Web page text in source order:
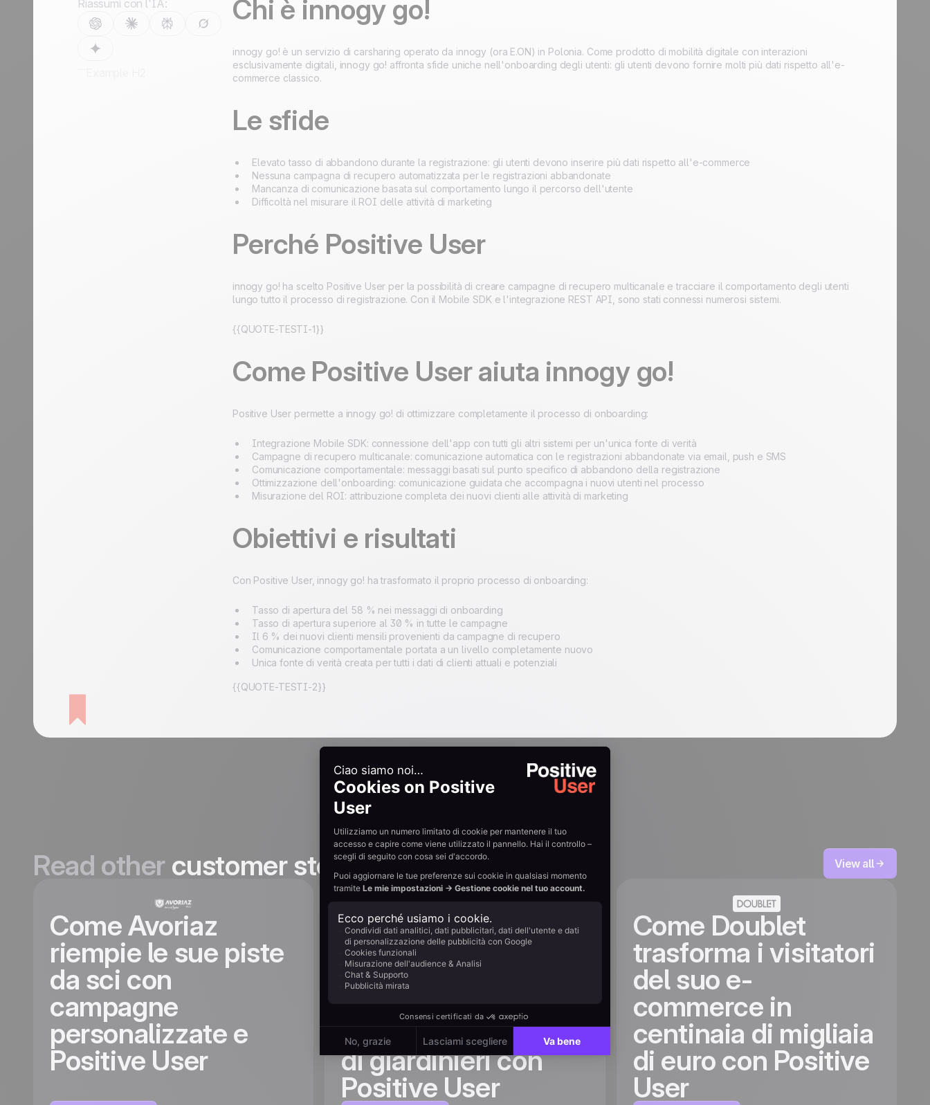
Scopri di più
Turismo
relazione
Scopri di più
4.8 su Trustpilot
Certificazione ISO 27001
Europa e ospitato su
server europei.
Riassumi con l'IA: Chi è innogy go!
innogy go! è un servizio di carsharing operato da innogy (ora E.ON) in Polonia. Come prodotto di mobilità digitale con interazioni
esclusivamente digitali, innogy go! affronta sfide uniche nell'onboarding degli utenti: gli utenti devono fornire molti più dati rispetto all'e-
commerce classico.
Le sfide
Elevato tasso di abbandono durante la registrazione: gli utenti devono inserire più dati rispetto all'e-commerce
Nessuna campagna di recupero automatizzata per le registrazioni abbandonate
Mancanza di comunicazione basata sul comportamento lungo il percorso dell'utente
Difficoltà nel misurare il ROI delle attività di marketing
Perché Positive User
innogy go! ha scelto Positive User per la possibilità di creare campagne di recupero multicanale e tracciare il comportamento degli utenti
lungo tutto il processo di registrazione. Con il Mobile SDK e l'integrazione REST API, sono stati connessi numerosi sistemi.
{{QUOTE-TESTI-1}}
Come Positive User aiuta innogy go!
Positive User permette a innogy go! di ottimizzare completamente il processo di onboarding:
Integrazione Mobile SDK: connessione dell'app con tutti gli altri sistemi per un'unica fonte di verità
Campagne di recupero multicanale: comunicazione automatica con le registrazioni abbandonate via email, push e SMS
Comunicazione comportamentale: messaggi basati sul punto specifico di abbandono della registrazione
Ottimizzazione dell'onboarding: comunicazione guidata che accompagna i nuovi utenti nel processo
Misurazione del ROI: attribuzione completa dei nuovi clienti alle attività di marketing
Obiettivi e risultati
Con Positive User, innogy go! ha trasformato il proprio processo di onboarding:
Tasso di apertura del 58 % nei messaggi di onboarding
Tasso di apertura superiore al 30 % in tutte le campagne
Il 6 % dei nuovi clienti mensili provenienti da campagne di recupero
Comunicazione comportamentale portata a un livello completamente nuovo
Unica fonte di verità creata per tutti i dati di clienti attuali e potenziali
{{QUOTE-TESTI-2}}
Read other customer stories View all
Come Avoriaz
riempie le sue piste
da sci con
campagne
personalizzate e
Positive User
Far crescere
l'iperpersonalizzazione:
come Willemse crea
una customer journey
su misura per 2 milioni
di giardinieri con
Positive User
Come Doublet
trasforma i visitatori
del suo e-
commerce in
centinaia di migliaia
di euro con Positive
User